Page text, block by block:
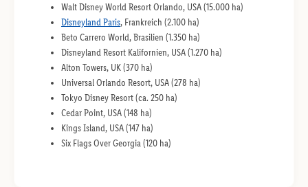
Walt Disney World Resort Orlando, USA (15.000 ha)
Disneyland Paris, Frankreich (2.100 ha)
Beto Carrero World, Brasilien (1.350 ha)
Disneyland Resort Kalifornien, USA (1.270 ha)
Alton Towers, UK (370 ha)
Universal Orlando Resort, USA (278 ha)
Tokyo Disney Resort (ca. 250 ha)
Cedar Point, USA (148 ha)
Kings Island, USA (147 ha)
Six Flags Over Georgia (120 ha)